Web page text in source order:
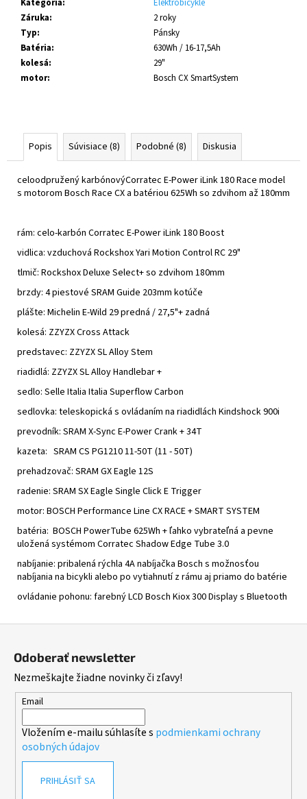
Záruka:
2 roky
Typ:
Pánsky
Batéria:
630Wh / 16-17,5Ah
kolesá:
29"
motor: Bosch CX SmartSystem
Popis Súvisiace (8) Podobné (8) Diskusia
celoodpružený karbónovýCorratec E-Power iLink 180 Race model
s motorom Bosch Race CX a batériou 625Wh so zdvihom až 180mm
rám: celo-karbón Corratec E-Power iLink 180 Boost
vidlica: vzduchová RockshoxYari Motion Control RC 29"
tlmič: Rockshox Deluxe Select+so zdvihom 180mm
brzdy: 4 piestové SRAM Guide 203mm kotúče
plášte: Michelin E-Wild 29 predná / 27,5"+ zadná
kolesá: ZZYZX Cross Attack
predstavec: ZZYZX SL Alloy Stem
riadidlá: ZZYZX SL Alloy Handlebar +
sedlo: Selle Italia Italia Superflow Carbon
sedlovka: teleskopická s ovládaním na riadidlách Kindshock 900i
prevodník: SRAM X-Sync E-Power Crank + 34T
kazeta: SRAM CS PG1210 11-50T (11 - 50T)
prehadzovač: SRAM GX Eagle 12S
radenie: SRAM SX Eagle Single Click E Trigger
motor: BOSCH Performance Line CX RACE + SMART SYSTEM
batéria: BOSCH PowerTube 625Wh + ľahko vybrateľná a pevne
uložená systémom Corratec Shadow Edge Tube 3.0
nabíjanie: pribalená rýchla 4A nabíjačka Bosch s možnosťou
nabíjania na bicykli alebo po vytiahnutí z rámu aj priamo do batérie
ovládanie pohonu: farebný LCD Bosch Kiox 300 Display s Bluetooth
(715
WH)
MODEL
2026
(PANASONIC
999
Odoberať newsletter
Nezmeškajte žiadne novinky či zľavy!
Email
Vložením e-mailu súhlasíte s podmienkami ochrany
osobných údajov
PRIHLÁSIŤ SA